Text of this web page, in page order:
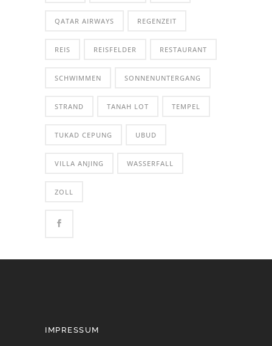
QATAR AIRWAYS REGENZEIT
REIS REISFELDER RESTAURANT
SCHWIMMEN SONNENUNTERGANG
STRAND TANAH LOT TEMPEL
TUKAD CEPUNG UBUD
VILLA ANJING WASSERFALL
ZOLL
IMPRESSUM